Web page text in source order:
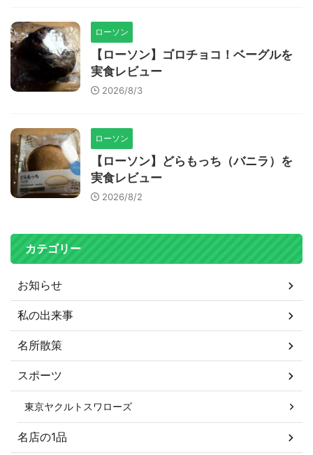
ローソン
【ローソン】ゴロチョコ！ベーグルを
実食レビュー
2026/8/3
ローソン
【ローソン】どらもっち（バニラ）を
実食レビュー
2026/8/2
カテゴリー
お知らせ
私の出来事
名所散策
スポーツ
東京ヤクルトスワローズ
名店の1品